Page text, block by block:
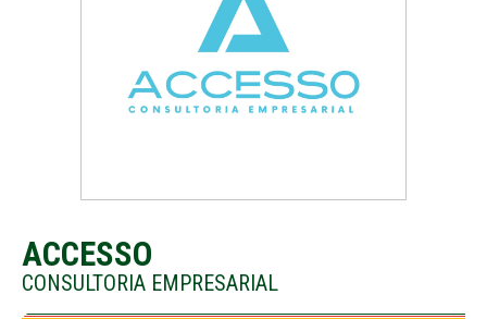
ACCESSO
CONSULTORIA EMPRESARIAL